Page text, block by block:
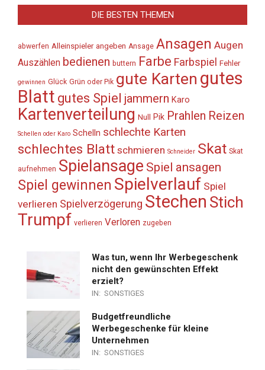
DIE BESTEN THEMEN
abwerfen Alleinspieler angeben Ansage Ansagen Augen
Auszählen bedienen buttern Farbe Farbspiel Fehler
gewinnen Glück Grün oder Pik gute Karten gutes
Blatt gutes Spiel jammern Karo
Kartenverteilung Null Pik Prahlen Reizen
Schellen oder Karo Schelln schlechte Karten
schlechtes Blatt schmieren Schneider Skat Skat
aufnehmen Spielansage Spiel ansagen
Spiel gewinnen Spielverlauf Spiel
verlieren Spielverzögerung Stechen Stich
Trumpf verlieren Verloren zugeben
Was tun, wenn Ihr Werbegeschenk
nicht den gewünschten Effekt
erzielt?
IN: SONSTIGES
Budgetfreundliche
Werbegeschenke für kleine
Unternehmen
IN: SONSTIGES